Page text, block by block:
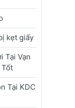
kẹt giấy
Tại Vạn
Tại KDC